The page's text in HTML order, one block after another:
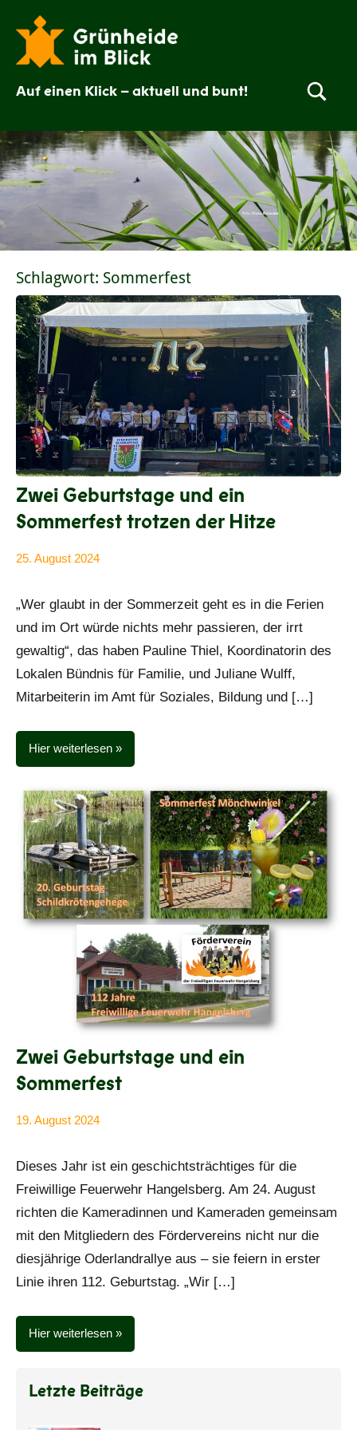
Inhalt
springen
Grünheide
im
Blick
Auf einen Klick – aktuell und bunt!
Schlagwort: Sommerfest
Zwei Geburtstage und ein
Sommerfest trotzen der Hitze
25. August 2024
„Wer glaubt in der Sommerzeit geht es in die Ferien
und im Ort würde nichts mehr passieren, der irrt
gewaltig“, das haben Pauline Thiel, Koordinatorin des
Lokalen Bündnis für Familie, und Juliane Wulff,
Mitarbeiterin im Amt für Soziales, Bildung und […]
Hier weiterlesen
Zwei Geburtstage und ein
Sommerfest
19. August 2024
Dieses Jahr ist ein geschichtsträchtiges für die
Freiwillige Feuerwehr Hangelsberg. Am 24. August
richten die Kameradinnen und Kameraden gemeinsam
mit den Mitgliedern des Fördervereins nicht nur die
diesjährige Oderlandrallye aus – sie feiern in erster
Linie ihren 112. Geburtstag. „Wir […]
Hier weiterlesen
Letzte Beiträge